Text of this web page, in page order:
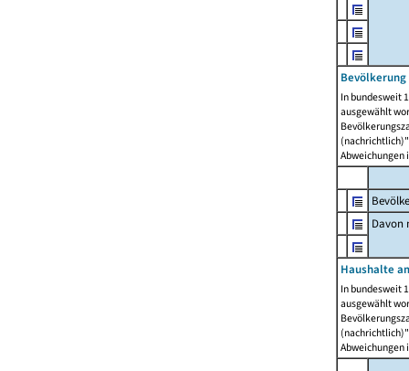
In bundesweit
ausgewählt
Abweichungen
Davon
Haushalte
In bundesweit
ausgewählt
Abweichungen